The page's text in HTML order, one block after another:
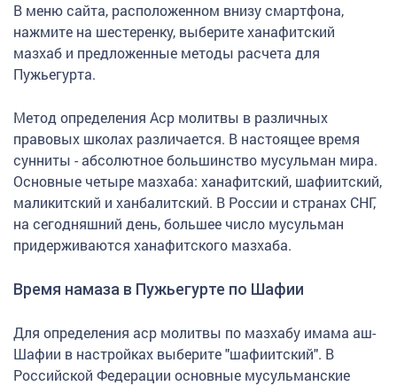
В меню сайта, расположенном внизу смартфона,
нажмите на шестеренку, выберите ханафитский
мазхаб и предложенные методы расчета для
Пужьегурта.
Метод определения Аср молитвы в различных
правовых школах различается. В настоящее время
сунниты - абсолютное большинство мусульман мира.
Основные четыре мазхаба: ханафитский, шафиитский,
маликитский и ханбалитский. В России и странах СНГ,
на сегодняшний день, большее число мусульман
придерживаются ханафитского мазхаба.
Время намаза в Пужьегурте по Шафии
Для определения аср молитвы по мазхабу имама аш-
Шафии в настройках выберите "шафиитский". В
Российской Федерации основные мусульманские